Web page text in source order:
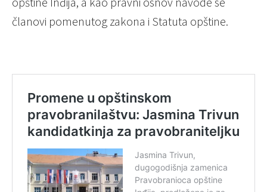
članovi pomenutog zakona i Statuta opštine.